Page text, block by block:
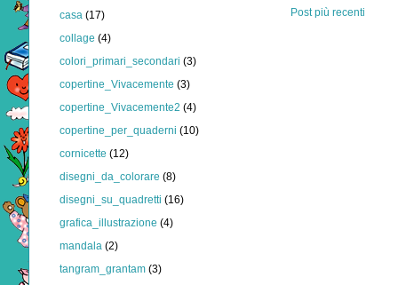
Post più recenti
casa (17)
collage (4)
colori_primari_secondari (3)
copertine_Vivacemente (3)
copertine_Vivacemente2 (4)
copertine_per_quaderni (10)
cornicette (12)
disegni_da_colorare (8)
disegni_su_quadretti (16)
grafica_illustrazione (4)
mandala (2)
tangram_grantam (3)